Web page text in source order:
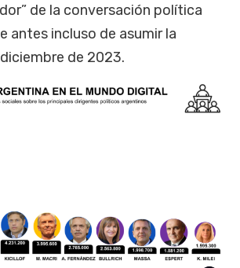
de la conversación política
antes incluso de asumir la
de 2023.